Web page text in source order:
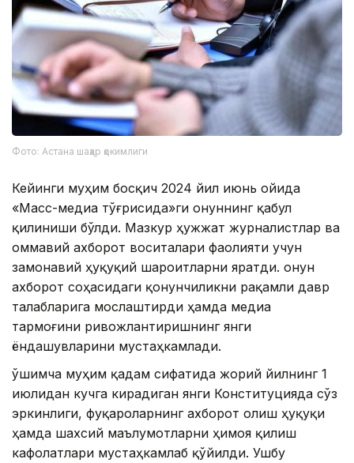
Фото: Астана шаҳар ҳокимлиги
Кейинги муҳим босқич 2024 йил июнь ойида
«Масс-медиа тўғрисида»ги Қонуннинг қабул
қилиниши бўлди. Мазкур ҳужжат журналистлар ва
оммавий ахборот воситалари фаолияти учун
замонавий ҳуқуқий шароитларни яратди. Қонун
ахборот соҳасидаги қонунчиликни рақамли давр
талабларига мослаштирди ҳамда медиа
тармоғини ривожлантиришнинг янги
ёндашувларини мустаҳкамлади.
Қўшимча муҳим қадам сифатида жорий йилнинг 1
июлидан кучга кирадиган янги Конституцияда сўз
эркинлиги, фуқароларнинг ахборот олиш ҳуқуқи
ҳамда шахсий маълумотларни ҳимоя қилиш
кафолатлари мустаҳкамлаб қўйилди. Ушбу